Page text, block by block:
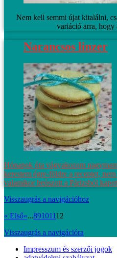
Nem kell semmi újat kitalálni,
variáció arra,
Narancsos linzer
Hónapok óta vágyakozom
kerestem égre-földre a receptet,
valamikor beúszott a Párizsból
Visszaugrás a navigációhoz
« Első«...89101112
Visszaugrás a navigációra
Impresszum és szerzői jogok